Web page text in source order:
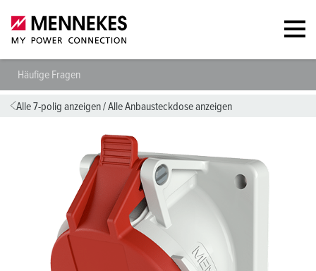
Häufige Fragen
Alle 7-polig anzeigen/Alle Anbausteckdose anzeigen